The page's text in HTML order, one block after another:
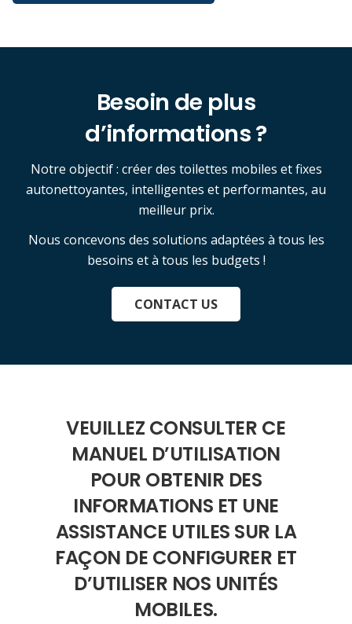
Besoin de plus
d’informations ?
Notre objectif : créer des toilettes mobiles et fixes
autonettoyantes, intelligentes et performantes, au
meilleur prix.
Nous concevons des solutions adaptées à tous les
besoins et à tous les budgets !
CONTACT US
VEUILLEZ CONSULTER CE
MANUEL D’UTILISATION
POUR OBTENIR DES
INFORMATIONS ET UNE
ASSISTANCE UTILES SUR LA
FAÇON DE CONFIGURER ET
D’UTILISER NOS UNITÉS
MOBILES.